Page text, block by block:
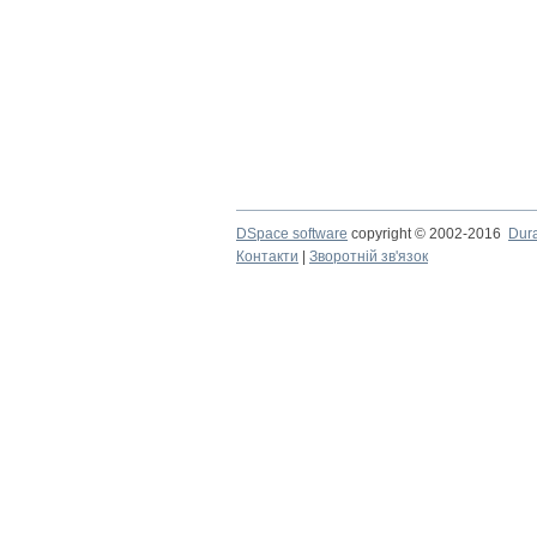
DSpace software copyright © 2002-2016
Контакти
Зворотній зв'язок